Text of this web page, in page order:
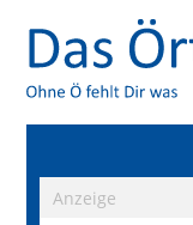
Anzeige